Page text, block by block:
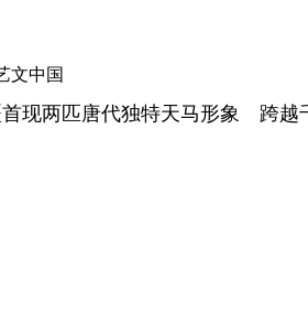
文中国
现两匹唐代独特天马形象 跨越